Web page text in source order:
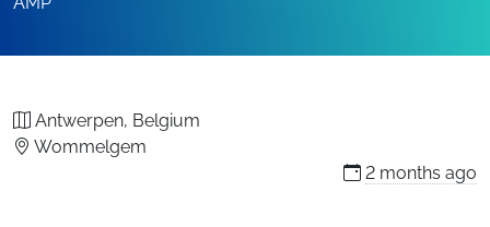
Antwerpen, Belgium
Wommelgem
2 months ago